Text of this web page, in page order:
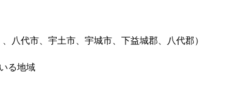
品
八代市、宇土市、宇城市、下益城郡、八代郡）
る地域